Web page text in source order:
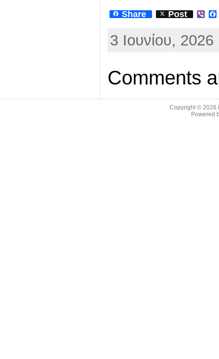
Share Post
V
e
r
3 Ιουνίου,
Comments
Copyright © 2026
Powered